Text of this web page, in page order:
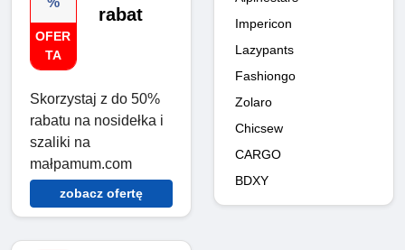
OFER
TA
rabat
Skorzystaj z do 50%
rabatu na nosidełka i
szaliki na
małpamum.com
zobacz ofertę
Impericon
Lazypants
Fashiongo
Zolaro
Chicsew
CARGO
BDXY